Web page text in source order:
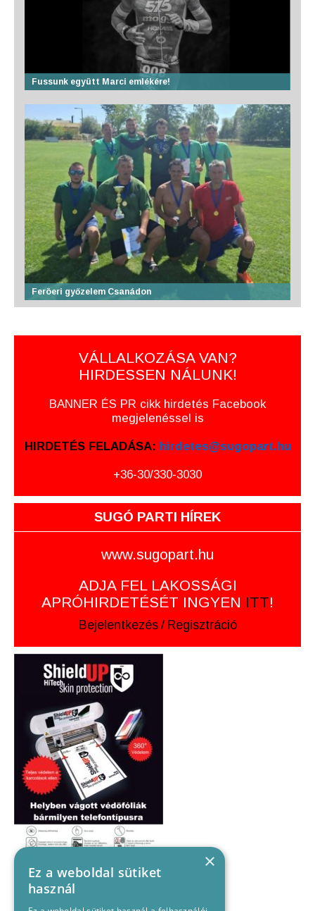
Fussunk együtt Marci emlékére!
Feröeri győzelem Csanádon
VÁLLALKOZÁSA VAN?
HIRDESSEN NÁLUNK!
BANNER ÉS PR cikk hirdetés Facebook
megjelenéssel is
HIRDETÉS FELADÁSA: hirdetes@sugopart.hu
+36-30/330-3030
SUGÓ PARTI HÍREK
www.sugopart.hu
ADJA FEL LAKOSSÁGI
APRÓHIRDETÉSÉT INGYEN ITT!
Bejelentkezés / Regisztráció
×
Ez a weboldal sütiket
használ